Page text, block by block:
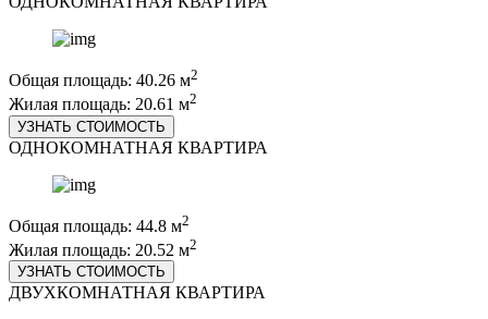
Общая площадь: 40.26 м2
Жилая площадь: 20.61 м2
УЗНАТЬ СТОИМОСТЬ
ОДНОКОМНАТНАЯ КВАРТИРА
Общая площадь: 44.8 м2
Жилая площадь: 20.52 м2
УЗНАТЬ СТОИМОСТЬ
ДВУХКОМНАТНАЯ КВАРТИРА